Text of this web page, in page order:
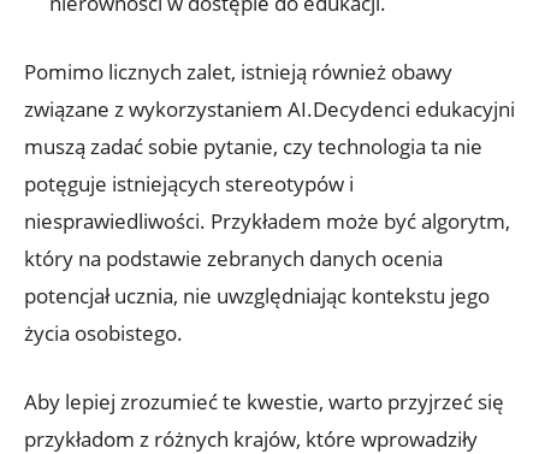
Pomimo licznych zalet, istnieją również obawy
związane z wykorzystaniem AI.Decydenci edukacyjni
muszą zadać sobie pytanie, czy technologia ta nie
potęguje istniejących stereotypów i
niesprawiedliwości. Przykładem może być algorytm,
który na podstawie zebranych danych ocenia
potencjał ucznia, nie uwzględniając kontekstu jego
życia osobistego.
Aby lepiej zrozumieć te kwestie, warto przyjrzeć się
przykładom z różnych krajów, które wprowadziły